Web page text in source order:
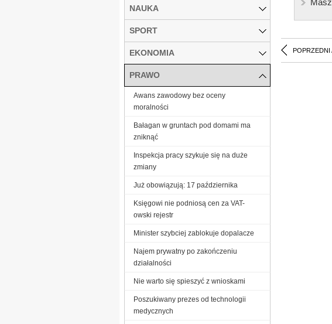
POPRZEDNI
NAUKA
SPORT
EKONOMIA
PRAWO
Awans zawodowy bez oceny
moralności
Bałagan w gruntach pod domami ma
zniknąć
Inspekcja pracy szykuje się na duże
zmiany
Już obowiązują: 17 października
Księgowi nie podniosą cen za VAT-
owski rejestr
Minister szybciej zablokuje dopalacze
Najem prywatny po zakończeniu
działalności
Nie warto się spieszyć z wnioskami
Poszukiwany prezes od technologii
medycznych